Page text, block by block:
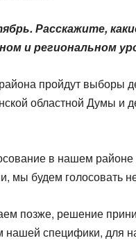
Расскажите,
и региональном
пройдут выборы
областной Думы и
в нашем
мы будем голосовать
позже, решение
нашей специфики, для